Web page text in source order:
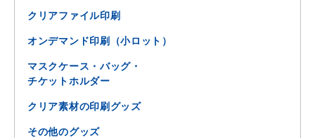
クリアファイル印刷
オンデマンド印刷（小ロット）
マスクケース・バッグ・
チケットホルダー
クリア素材の印刷グッズ
その他のグッズ